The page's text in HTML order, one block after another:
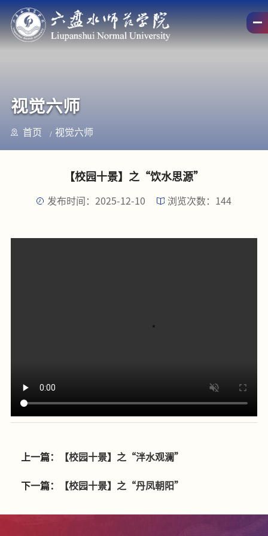
视觉六师
首页 视觉六师
【校园十景】之“饮水思源”
发布时间：2025-12-10 浏览次数： 144
上一篇： 【校园十景】之“泮水观澜”
下一篇： 【校园十景】之“丹凤朝阳”